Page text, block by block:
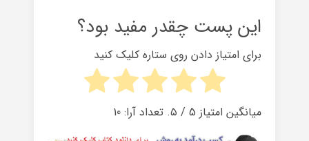
این پست چقدر مفید بود؟
برای امتیاز دادن روی ستاره کلیک کنید
میانگین امتیاز 5/ ۵. تعداد آرا: 10